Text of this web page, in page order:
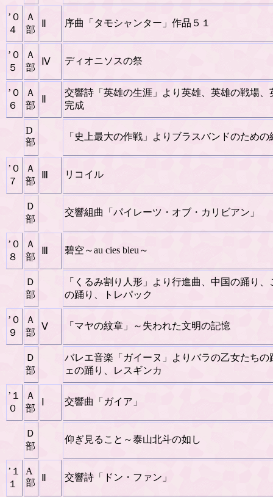
’０
４
Ａ
部
序曲「タモシャンター」作品５１
’０
５
Ａ
部
Ⅳ ディオニソスの祭
’０
６
Ａ
部
交響詩「英雄の生涯」より英雄、英雄の戦場、
完成
D
部
「史上最大の作戦」よりブラスバンドのための
’０
７
Ａ
部
リコイル
Ｄ
部
交響組曲「パイレーツ・オブ・カリビアン」
’０
８
Ａ
部
碧空～au cies bleu～
Ｄ
部
「くるみ割り人形」より行進曲、中国の踊り
の踊り、トレパック
’０
９
Ａ
部
Ⅴ 「マヤの紋章」～失われた文明の記憶
Ｄ
部
バレエ音楽「ガイーヌ」よりバラの乙女たちの
ェの踊り、レスギンカ
’１
０
Ａ
部
交響曲「ガイア」
Ｄ
部
仰ぎ見ること～泰山北斗の如し
’１
１
A
部
交響詩「ドン・ファン」